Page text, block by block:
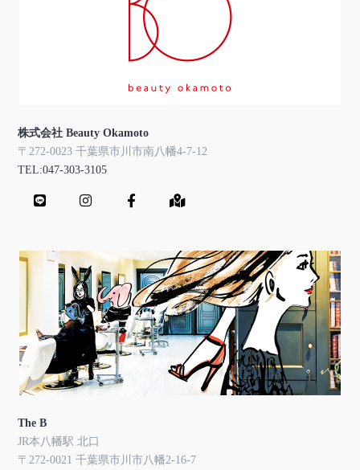
株式会社 Beauty Okamoto
〒272-0023 千葉県市川市南八幡4-7-12
TEL:047-303-3105
The B
JR本八幡駅 北口
〒272-0021 千葉県市川市八幡2-16-7